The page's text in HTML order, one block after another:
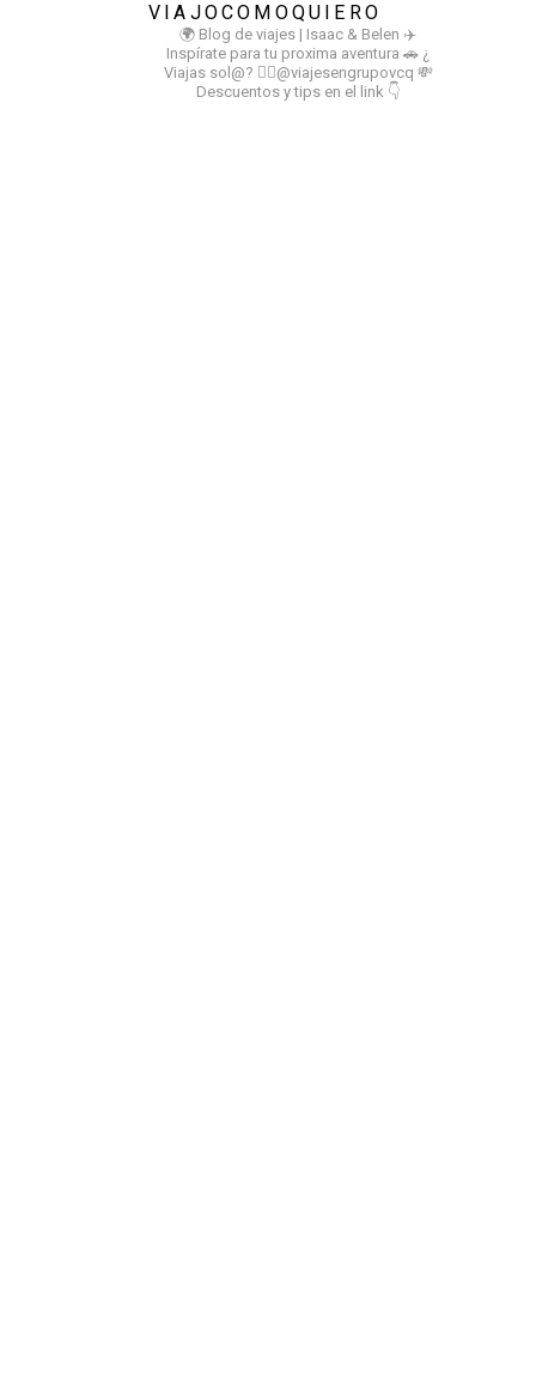
VIAJOCOMOQUIERO
🌍 Blog de viajes | Isaac & Belen ✈️
Inspírate para tu proxima aventura 🚗 ¿
Viajas sol@? 👉🏻@viajesengrupovcq 💸
Descuentos y tips en el link 👇